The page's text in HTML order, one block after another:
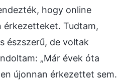
hogy online
érkezetteket. Tudtam,
észszerű, de voltak
„Már évek óta
újonnan érkezettet sem.